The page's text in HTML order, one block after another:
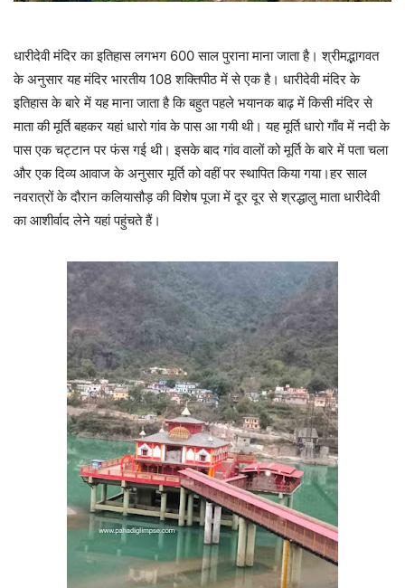
धारीदेवी मंदिर का इतिहास लगभग 600 साल पुराना माना जाता है। श्रीमद्भागवत
के अनुसार यह मंदिर भारतीय 108 शक्तिपीठ में से एक है। धारीदेवी मंदिर के
इतिहास के बारे में यह माना जाता है कि बहुत पहले भयानक बाढ़ में किसी मंदिर से
माता की मूर्ति बहकर यहां धारो गांव के पास आ गयी थी। यह मूर्ति धारो गाँव में नदी के
पास एक चट्टान पर फंस गई थी। इसके बाद गांव वालों को मूर्ति के बारे में पता चला
और एक दिव्य आवाज के अनुसार मूर्ति को वहीं पर स्थापित किया गया।हर साल
नवरात्रों के दौरान कलियासौड़ की विशेष पूजा में दूर दूर से श्रद्धालु माता धारीदेवी
का आशीर्वाद लेने यहां पहुंचते हैं।